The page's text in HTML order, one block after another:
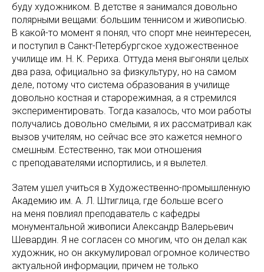
буду художником. В детстве я занимался довольно
полярными вещами: большим теннисом и живописью.
В какой-то момент я понял, что спорт мне неинтересен,
и поступил в Санкт-Петербургское художественное
училище им. Н. К. Рериха. Оттуда меня выгоняли целых
два раза, официально за физкультуру, но на самом
деле, потому что система образования в училище
довольно костная и старорежимная, а я стремился
экспериментировать. Тогда казалось, что мои работы
получались довольно смелыми, я их рассматривал как
вызов учителям, но сейчас все это кажется немного
смешным. Естественно, так мои отношения
с преподавателями испортились, и я вылетел.
Затем ушел учиться в Художественно-промышленную
Академию им. А. Л. Штиглица, где больше всего
на меня повлиял преподаватель с кафедры
монументальной живописи Александр Валерьевич
Шевардин. Я не согласен со многим, что он делал как
художник, но он аккумулировал огромное количество
актуальной информации, причем не только